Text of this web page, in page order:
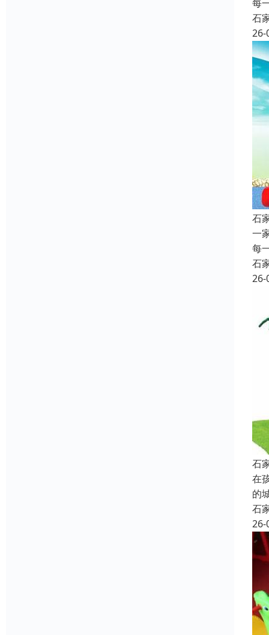
每
石
26-
石
一
每
石
26-
石
在
的
石
26-